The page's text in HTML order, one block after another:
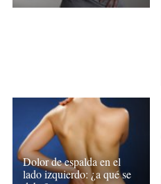
Dolor de espalda en el
lado izquierdo: ¿a qué se